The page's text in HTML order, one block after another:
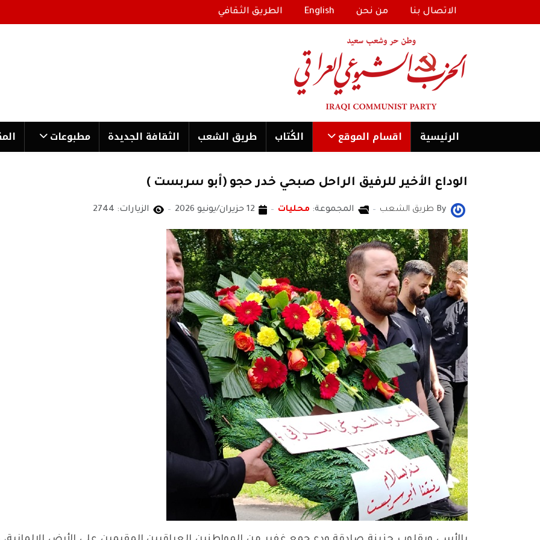
الاتصال بنا من نحن English الطريق الثقافي
الرئیسية اقسام الموقع الكُتاب طریق الشعب الثقافة الجدیدة مطبوعات
الوداع الأخير للرفيق الراحل صبحي خدر حجو (أبو سربست )
By طريق الشعب المجموعة: محليات 12 حزيران/يونيو 2026 الزيارات: 2744